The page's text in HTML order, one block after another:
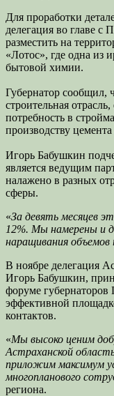
Для проработки
делегация во главе
разместить на
«Лотос», где одна из
бытовой химии.
Губернатор сообщил,
строительная
потребность в
производству цемента
Игорь Бабушкин
является ведущим
налажено в разных
сферы.
«За девять месяцев
12%. Мы намерены и
наращивания объемов
В ноябре делегация
Игорь Бабушкин,
форуме
эффективной
контактов.
«Мы высоко ценим
Астраханской
приложим максимум
многопланового
региона.